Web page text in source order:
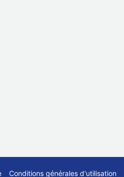
Conditions générales d'utilisation